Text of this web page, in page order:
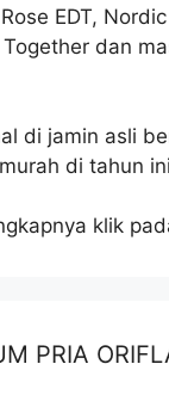
EDT,
dan
di jamin asli
di tahun
klik
PRIA